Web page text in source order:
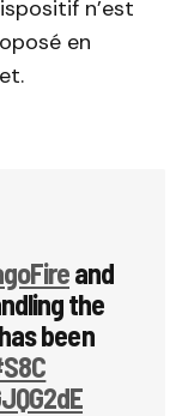
n’est
en
and
the
been